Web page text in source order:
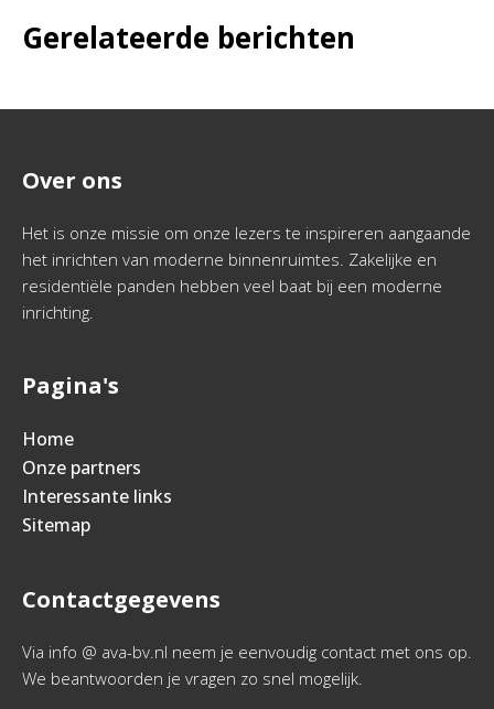
Gerelateerde berichten
Over ons
Het is onze missie om onze lezers te inspireren aangaande
het inrichten van moderne binnenruimtes. Zakelijke en
residentiële panden hebben veel baat bij een moderne
inrichting.
Pagina's
Home
Onze partners
Interessante links
Sitemap
Contactgegevens
Via info @ ava-bv.nl neem je eenvoudig contact met ons op.
We beantwoorden je vragen zo snel mogelijk.